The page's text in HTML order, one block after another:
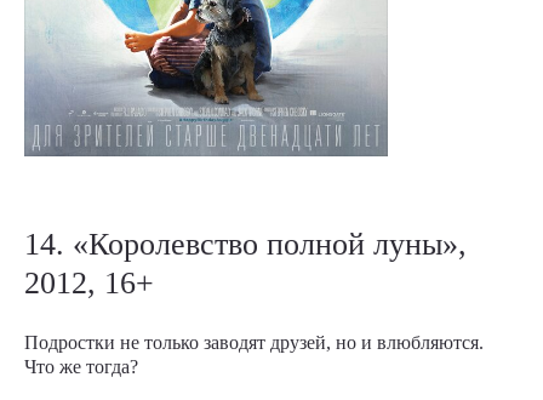
14. «Королевство полной луны»,
2012, 16+
Подростки не только заводят друзей, но и влюбляются.
Что же тогда?